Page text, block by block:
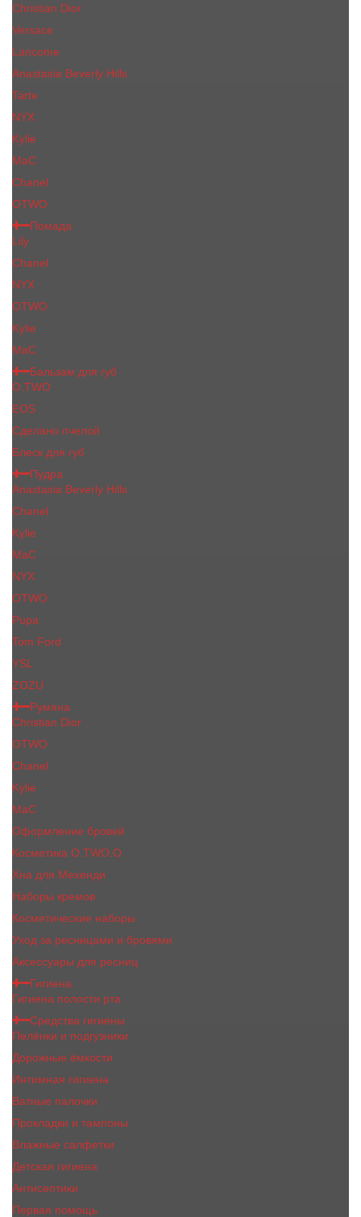
Christian Dior
Versace
Lancome
Anastasia Beverly Hills
Tarte
NYX
Kylie
MaC
Сhanеl
OTWO
Помада
Lily
Chanel
NYX
OTWO
Kylie
МаС
Бальзам для губ
O.TWO
EOS
Сделано пчелой
Блеск для губ
Пудра
Anastasia Beverly Hills
Chanel
Kylie
MaC
NYX
OTWO
Pupa
Tom Ford
YSL
ZOZU
Румяна
Christian Dior
OTWO
Сhanеl
Kylie
MaC
Оформление бровей
Косметика O.TWO.O
Хна для Мехенди
Наборы кремов
Косметические наборы
Уход за ресницами и бровями
Аксессуары для ресниц
Гигиена
Гигиена полости рта
Средства гигиены
Пелёнки и подгузники
Дорожные ёмкости
Интимная гигиена
Ватные палочки
Прокладки и тампоны
Влажные салфетки
Детская гигиена
Антисептики
Первая помощь